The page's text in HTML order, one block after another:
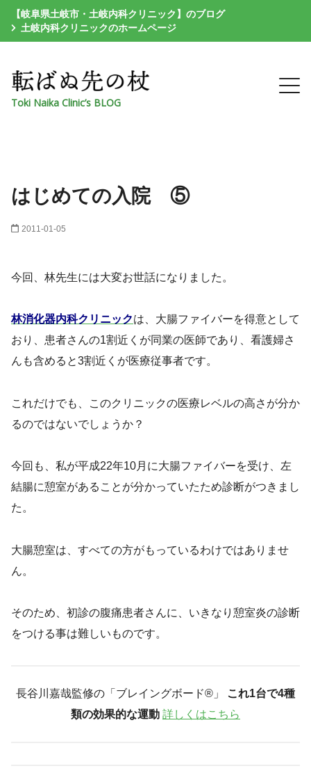
【岐阜県土岐市・土岐内科クリニック】のブログ
土岐内科クリニックのホームページ
Toki Naika Clinic’s BLOG
はじめての入院 ⑤
2011-01-05
今回、林先生には大変お世話になりました。
林消化器内科クリニックは、大腸ファイバーを得意として
おり、患者さんの1割近くが同業の医師であり、看護婦さ
んも含めると3割近くが医療従事者です。
これだけでも、このクリニックの医療レベルの高さが分か
るのではないでしょうか？
今回も、私が平成22年10月に大腸ファイバーを受け、左
結腸に憩室があることが分かっていたため診断がつきまし
た。
大腸憩室は、すべての方がもっているわけではありませ
ん。
そのため、初診の腹痛患者さんに、いきなり憩室炎の診断
をつける事は難しいものです。
長谷川嘉哉監修の「ブレイングボード®︎」
これ1台で4種
類の効果的な運動 詳しくはこちら